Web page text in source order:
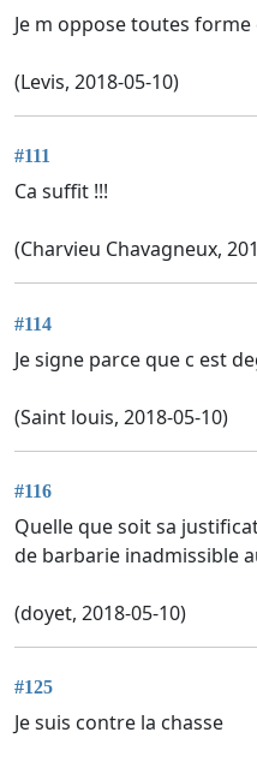
Je m oppose toutes
(Levis, 2018-05-10)
#111
Ca suffit !!!
(Charvieu Chavagneux,
#114
Je signe parce que c est
(Saint louis, 2018-05-10)
#116
Quelle que soit sa
de barbarie inadmissible
(doyet, 2018-05-10)
#125
Je suis contre la chasse